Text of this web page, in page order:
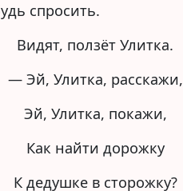
спросить.
Видят, ползёт Улитка.
— Эй, Улитка, расскажи,
Эй, Улитка, покажи,
Как найти дорожку
К дедушке в сторожку?